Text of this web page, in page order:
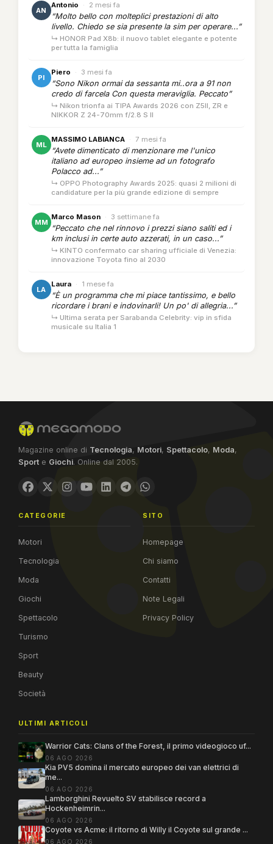
AN
Antonio · 2 mesi fa
“Molto bello con molteplici prestazioni di alto
livello. Chiedo se sia presente la sim per operare...”
↳ HONOR Pad X8b: il nuovo tablet elegante e potente
per tutta la famiglia
PI
Piero · 3 mesi fa
“Sono Nikon ormai da sessanta mi..ora a 91 non
credo di farcela Con questa meraviglia. Peccato”
↳ Nikon trionfa ai TIPA Awards 2026 con Z5II, ZR e
NIKKOR Z 24-70mm f/2.8 S II
ML
MASSIMO LABIANCA · 7 mesi fa
“Avete dimenticato di menzionare me l'unico
italiano ad europeo insieme ad un fotografo
Polacco ad...”
↳ OPPO Photography Awards 2025: quasi 2 milioni di
candidature per la più grande edizione di sempre
MM
Marco Mason · 3 settimane fa
“Peccato che nel rinnovo i prezzi siano saliti ed i
km inclusi in certe auto azzerati, in un caso...”
↳ KINTO confermato car sharing ufficiale di Venezia:
innovazione Toyota fino al 2030
LA
Laura · 1 mese fa
“È un programma che mi piace tantissimo, e bello
ricordare i brani e indovinarli! Un po' di allegria...”
↳ Ultima serata per Sarabanda Celebrity: vip in sfida
musicale su Italia 1
Magazine online di Tecnologia, Motori, Spettacolo, Moda,
Sport e Giochi. Online dal 2005.
CATEGORIE
Motori
Tecnologia
Moda
Giochi
Spettacolo
Turismo
Sport
Beauty
Società
SITO
Homepage
Chi siamo
Contatti
Note Legali
Privacy Policy
ULTIMI ARTICOLI
Warrior Cats: Clans of the Forest, il primo videogioco uf...
06 AGO 2026
Kia PV5 domina il mercato europeo dei van elettrici di
me...
06 AGO 2026
Lamborghini Revuelto SV stabilisce record a
Hockenheimrin...
06 AGO 2026
Coyote vs Acme: il ritorno di Willy il Coyote sul grande ...
06 AGO 2026